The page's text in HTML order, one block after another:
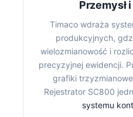
Przemysł
Timaco wdraża
produkcyjnych,
wielozmianowość i
precyzyjnej ewidencji.
grafiki
Rejestrator SC800
systemu